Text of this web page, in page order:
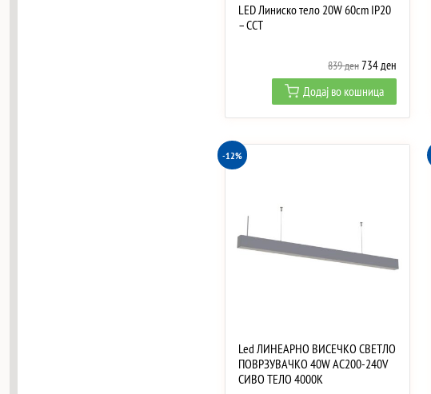
LED Линиско тело 20W 60cm IP20
– CCT
839денOriginal
price
was:
839 ден.
734 денCurrent
price
734 ден.
Додај во кошница
-12%
Led ЛИНЕАРНО ВИСЕЧКО СВЕТЛО
ПОВРЗУВАЧКО 40W AC200-240V
СИВО ТЕЛО 4000K